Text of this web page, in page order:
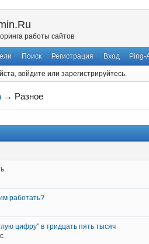
работы сайтов
Поиск Регистрация Вход Ping-
войдите или зарегистрируйтесь.
→ Разное
работать?
цифру" в тридцать пять тысяч